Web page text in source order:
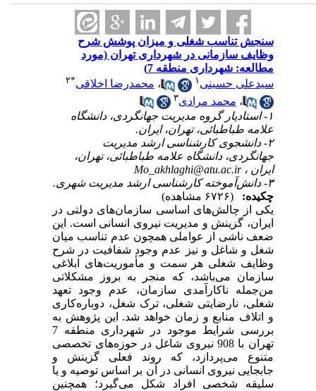
سنجش تناسب شغلی و میزان پوشش شرح
وظایف سازمانی در شهرداری تهران (مورد
مطالعه: شهرداری منطقه 7)
سیدعلی حسینی ۱ ، محمدرضا اخلاقی*۲
، محمد مرادی۳
۱- استادیار گروه مدیریت جهانگردی، دانشگاه
علامه طباطبائی، تهران، ایران.
۲- دانشجوی کارشناسی ارشد مدیریت
جهانگردی، دانشگاه علامه طباطبائی، تهران،
ایران ،Mo_akhlaghi@atu.ac.ir
۳- دانش‌آموخته کارشناسی ارشد مدیریت شهری.
چکیده:
(۶۷۲۶ مشاهده)
یکی از چالش‌های اساسی سازمان‌های دولتی در
ایران، گزینش و مدیریت نیروی انسانی است. این
ضعف ناشی از عواملی همچون عدم تناسب میان
شغل و شاغل و نیز عدم وجود شفافیت در شرح
وظایف شغلی هر سمت و مأموریت‌های ابلاغی
سازمان می‌باشد، که منجر به بروز مشکلاتی
من‌جمله ناکارآمدی سازمان، عدم وجود تعهد
شغلی، نارضایتی شغلی، ترک شغل، دوباره‌کاری
و اتلاف منابع و زمان خواهد شد. این پژوهش به
بررسی شرایط موجود در شهرداری منطقه 7
تهران با 908 نیروی شاغل در حوزه‌های تخصصی
متنوع می‌پردازد، که روند فعلی گزینش و
جابجایی نیروی انسانی در آن بر اساس توصیه و یا
سلیقه شخصی افراد شکل می‌گیرد؛ همچنین